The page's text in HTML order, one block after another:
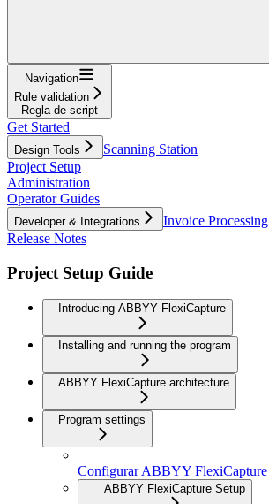
Navigation
Rule validation
Regla de script
Get Started
Design Tools
Scanning Station
Project Setup
Administration
Operator Guides
Developer & Integrations
Invoice Processing
Release Notes
Project Setup Guide
Introducing ABBYY FlexiCapture
Installing and running the program
ABBYY FlexiCapture architecture
Program settings
Configurar ABBYY FlexiCapture
ABBYY FlexiCapture Setup